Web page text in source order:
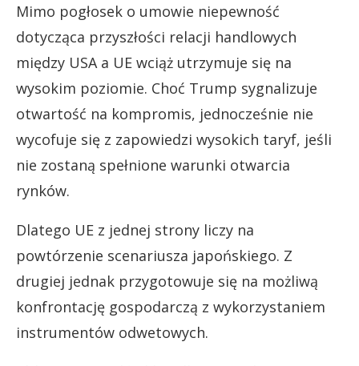
Mimo pogłosek o umowie niepewność
dotycząca przyszłości relacji handlowych
między USA a UE wciąż utrzymuje się na
wysokim poziomie. Choć Trump sygnalizuje
otwartość na kompromis, jednocześnie nie
wycofuje się z zapowiedzi wysokich taryf, jeśli
nie zostaną spełnione warunki otwarcia
rynków.
Dlatego UE z jednej strony liczy na
powtórzenie scenariusza japońskiego. Z
drugiej jednak przygotowuje się na możliwą
konfrontację gospodarczą z wykorzystaniem
instrumentów odwetowych.